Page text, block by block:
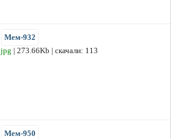
Мем-932
jpg | 273.66Kb | скачали: 113
Мем-950